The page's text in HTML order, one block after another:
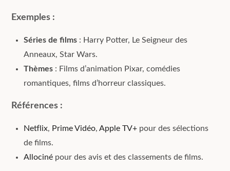
Exemples :
Séries de films : Harry Potter, Le Seigneur des
Anneaux, Star Wars.
Thèmes : Films d’animation Pixar, comédies
romantiques, films d’horreur classiques.
Références :
Netflix, Prime Vidéo,Apple TV+ pour des sélections
de films.
Allociné pour des avis et des classements de films.